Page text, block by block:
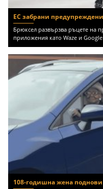
ЕС забрани
Брюксел развързва ръцете на
приложения като Waze и
108-годишна жена